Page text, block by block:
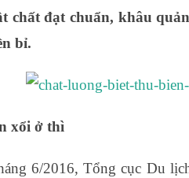
chất đạt chuẩn, khâu
bỉ.
xổi ở thì
6/2016, Tổng cục Du